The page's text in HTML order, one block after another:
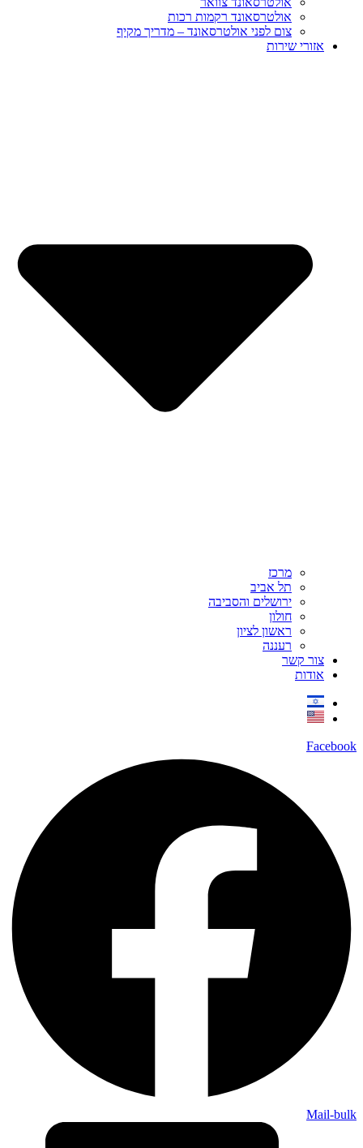
אולטרסאונד רקמות רכות
צום לפני אולטרסאונד – מדריך מקיף
אזורי שירות
מרכז
תל אביב
ירושלים והסביבה
חולון
ראשון לציון
רעננה
צור קשר
אודות
Facebook
Mail-bulk